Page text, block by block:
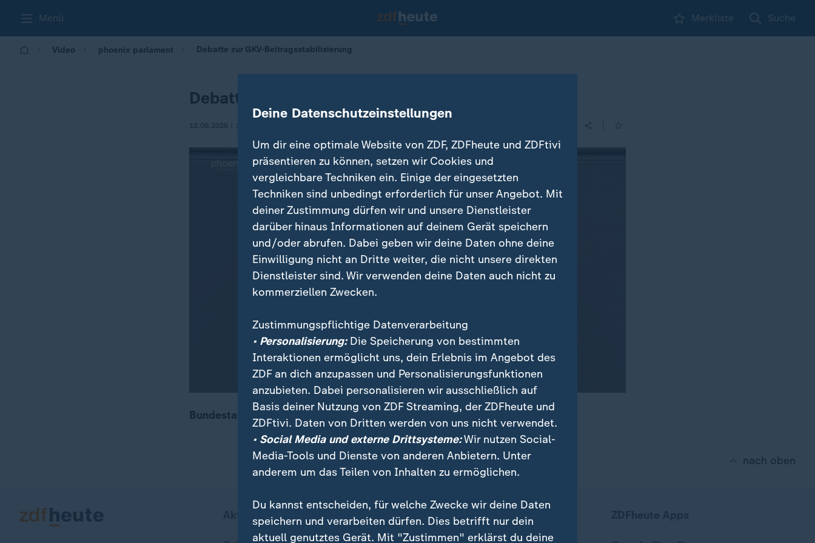
Menü Merkliste Suche
Video phoenix parlament Debatte zur GKV-Beitragsstabilisierung
Debatte zur GKV-Beitragsstabilisierung
12.06.2026 | 11:30
Bundestagsdebatte zum GKV-Beitragsstabilisierungsgesetz
nach oben
Aktuell bei ZDFheute ZDFheute Update
Deine Datenschutzeinstellungen
Um dir eine optimale Website von ZDF, ZDFheute und ZDFtivi
präsentieren zu können, setzen wir Cookies und
vergleichbare Techniken ein. Einige der eingesetzten
Techniken sind unbedingt erforderlich für unser Angebot. Mit
deiner Zustimmung dürfen wir und unsere Dienstleister
darüber hinaus Informationen auf deinem Gerät speichern
und/oder abrufen. Dabei geben wir deine Daten ohne deine
Einwilligung nicht an Dritte weiter, die nicht unsere direkten
Dienstleister sind. Wir verwenden deine Daten auch nicht zu
kommerziellen Zwecken.
Zustimmungspflichtige Datenverarbeitung
• Personalisierung:Die Speicherung von bestimmten
Interaktionen ermöglicht uns, dein Erlebnis im Angebot des
ZDF an dich anzupassen und Personalisierungsfunktionen
anzubieten. Dabei personalisieren wir ausschließlich auf
Basis deiner Nutzung von ZDF Streaming, der ZDFheute und
ZDFtivi. Daten von Dritten werden von uns nicht verwendet.
• Social Media und externe Drittsysteme:Wir nutzen Social-
Media-Tools und Dienste von anderen Anbietern. Unter
anderem um das Teilen von Inhalten zu ermöglichen.
Du kannst entscheiden, für welche Zwecke wir deine Daten
speichern und verarbeiten dürfen. Dies betrifft nur dein
aktuell genutztes Gerät. Mit "Zustimmen" erklärst du deine